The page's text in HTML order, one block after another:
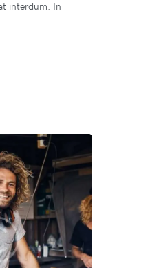
interdum. In